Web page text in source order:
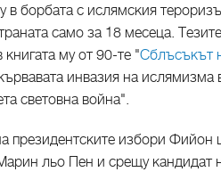
в борбата с ислямския
само за 18 месеца.
му от 90-те "Сблъсъкът
инвазия на
световна война".
президентските избори
льо Пен и срещу кандидат